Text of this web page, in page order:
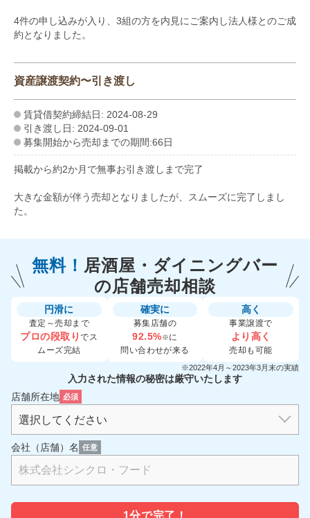
4件の申し込みが入り、3組の方を内見にご案内し法人様とのご成
約となりました。
資産譲渡契約〜引き渡し
賃貸借契約締結日: 2024-08-29
引き渡し日: 2024-09-01
募集開始から売却までの期間:66日
掲載から約2か月で無事お引き渡しまで完了
大きな金額が伴う売却となりましたが、スムーズに完了しまし
た。
無料！ 居酒屋・ダイニングバー
の店舗売却相談
円滑に
査定～売却まで
プロの段取りでス
ムーズ完結
確実に
募集店舗の
92.5%※に
問い合わせが来る
高く
事業譲渡で
より高く
売却も可能
※2022年4月～2023年3月末の実績
入力された情報の秘密は厳守いたします
店舗所在地 必須
会社（店舗）名 任意
1分で完了！